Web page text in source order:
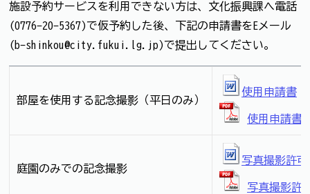
施設予約サービスを利用できない方は、文化振興課へ電話
(0776-20-5367)で仮予約した後、下記の申請書をEメール
(b-shinkou@city.fukui.lg.jp)で提出してください。
部屋を使用する記念撮影（平日のみ）
使用申請書
使用申請書
庭園のみでの記念撮影
写真撮影許
写真撮影許